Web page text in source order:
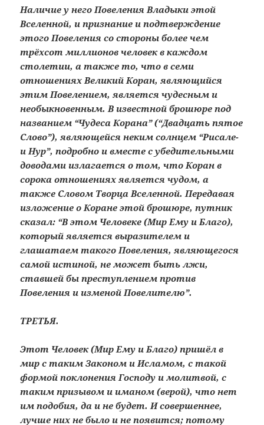
Наличие у него Повеления Владыки этой
Вселенной, и признание и подтверждение
этого Повеления со стороны более чем
трёхсот миллионов человек в каждом
столетии, а также то, что в семи
отношениях Великий Коран, являющийся
этим Повелением, является чудесным и
необыкновенным. В известной брошюре под
названием “Чудеса Корана” (“Двадцать пятое
Слово”), являющейся неким солнцем “Рисале-
и Hyp”, подробно и вместе с убедительными
доводами излагается о том, что Коран в
сорока отношениях является чудом, а
также Словом Творца Вселенной. Передавая
изложение о Коране этой брошюре, путник
сказал: “В этом Человеке (Мир Ему и Благо),
который является выразителем и
глашатаем такого Повеления, являющегося
самой истиной, не может быть лжи,
ставшей бы преступлением против
Повеления и изменой Повелителю”.
ТРЕТЬЯ.
Этот Человек (Мир Ему и Благо) пришёл в
мир с таким Законом и Исламом, с такой
формой поклонения Господу и молитвой, с
таким призывом и иманом (верой), что нет
им подобия, да и не будет. И совершеннее,
лучше них не было и не появится; потому